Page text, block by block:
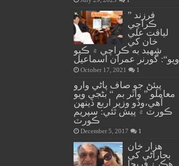
” فرزند
ڪراچي
لياقت علي
خان کي
شهيد به ڪراچي ۾ ڪيو
ويو“: گورنر عمران اسماعيل
October 17, 2021 1
پيئڻ جو صاف پاڻي وارو
معاملو ” واٽر بم “ بڻجي ويو
آهي،وڏو وزير اربع ڏينهن
ڪورٽ ۾ پيش ٿئي: سپريم
ڪورٽ
December 5, 2017 1
هزار خان
بجاراڻي کي
هڪ ۽ فريحا